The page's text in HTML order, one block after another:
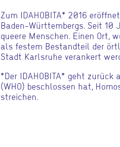
Zum IDAHOBITA* 2016
Baden-Württembergs. Seit
queere Menschen. Einen Ort,
als festem Bestandteil der
Stadt Karlsruhe verankert
*Der IDAHOBITA* geht
(WHO) beschlossen hat,
streichen.